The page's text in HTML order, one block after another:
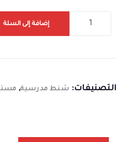
إضافة إلى السلة
التصنيفات: شنط مدرسية,